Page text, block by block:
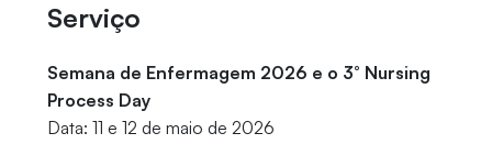
Serviço
Semana de Enfermagem 2026 e o 3° Nursing
Process Day
Data: 11 e 12 de maio de 2026